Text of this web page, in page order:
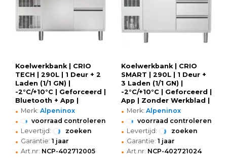
Koelwerkbank | CRIO
TECH | 290L | 1 Deur + 2
Laden (1/1 GN) |
-2°C/+10°C | Geforceerd |
Bluetooth + App |
Temperatuuralarm |
Zonder Werkblad |
1341x700x850(h)mm
• Merk: Alpeninox
• voorraad controleren
• Levertijd: zoeken
• Garantie: 1 jaar
• Art.nr: NCP-402712005
Koelwerkbank | CRIO
SMART | 290L | 1 Deur +
3 Laden (1/1 GN) |
-2°C/+10°C | Geforceerd |
App | Zonder Werkblad |
1241x700x850(h)mm
• Merk: Alpeninox
• voorraad controleren
• Levertijd: zoeken
• Garantie: 1 jaar
• Art.nr: NCP-402721024